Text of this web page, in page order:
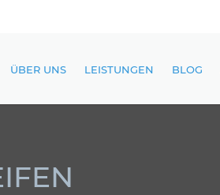
ÜBER UNS LEISTUNGEN BLOG